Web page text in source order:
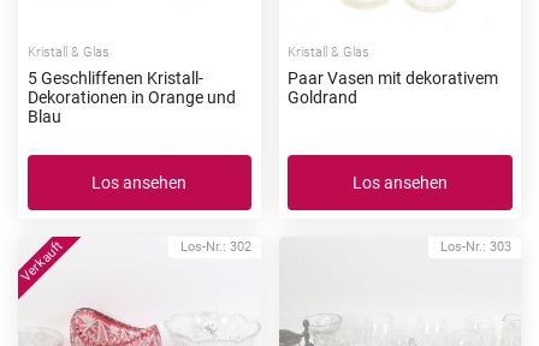
Kristall & Glas
5 Geschliffenen Kristall-
Dekorationen in Orange und
Blau
Los ansehen
Kristall & Glas
Paar Vasen mit dekorativem
Goldrand
Los ansehen
Los-Nr.: 302 Los-Nr.: 303